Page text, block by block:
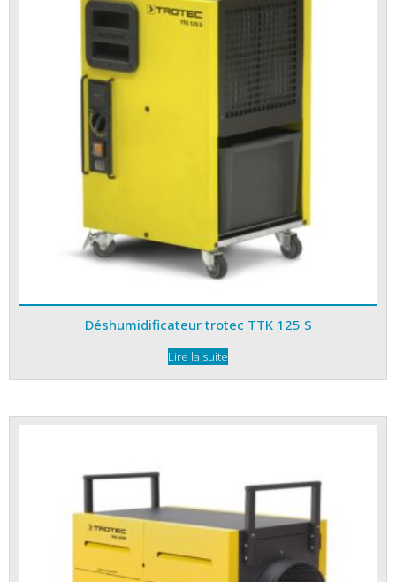
Déshumidificateur trotec TTK 125 S
Lire la suite